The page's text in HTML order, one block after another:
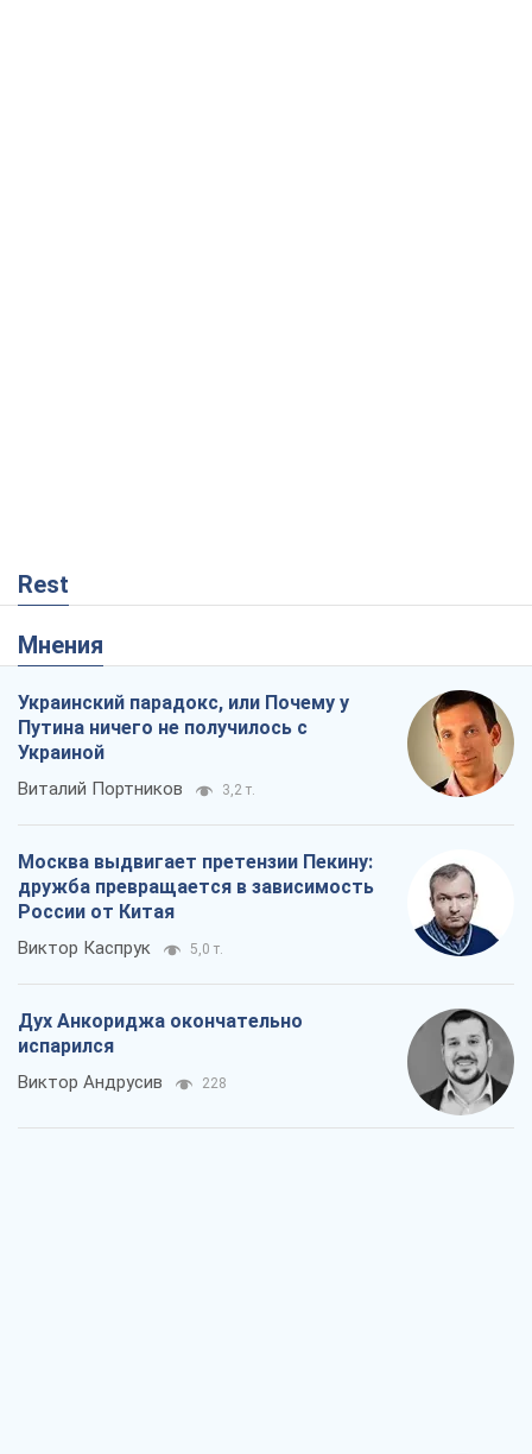
Rest
Мнения
Украинский парадокс, или Почему у
Путина ничего не получилось с
Украиной
Виталий Портников 3,2 т.
Москва выдвигает претензии Пекину:
дружба превращается в зависимость
России от Китая
Виктор Каспрук 5,0 т.
Дух Анкориджа окончательно
испарился
Виктор Андрусив 228